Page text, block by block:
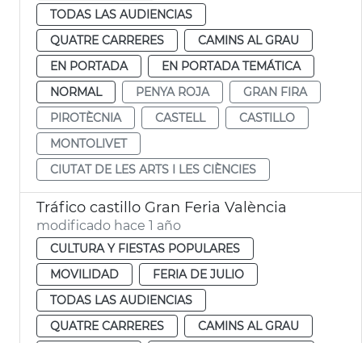
TODAS LAS AUDIENCIAS
QUATRE CARRERES
CAMINS AL GRAU
EN PORTADA
EN PORTADA TEMÁTICA
NORMAL
PENYA ROJA
GRAN FIRA
PIROTÈCNIA
CASTELL
CASTILLO
MONTOLIVET
CIUTAT DE LES ARTS I LES CIÈNCIES
Tráfico castillo Gran Feria València
modificado hace 1 año
CULTURA Y FIESTAS POPULARES
MOVILIDAD
FERIA DE JULIO
TODAS LAS AUDIENCIAS
QUATRE CARRERES
CAMINS AL GRAU